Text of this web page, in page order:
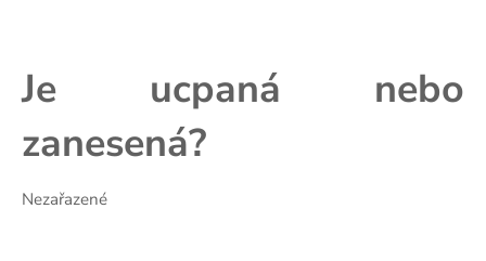
Je ucpaná nebo
zanesená?
Nezařazené